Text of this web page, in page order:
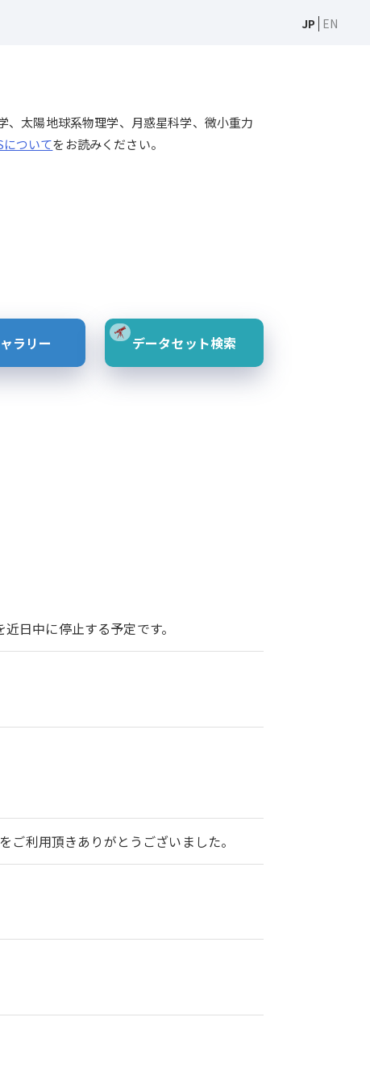
JP EN
太陽地球系物理学、月惑星科学、微小重力
についてをお読みください。
ラリー データセット検索
日中に停止する予定です。
利用頂きありがとうございました。